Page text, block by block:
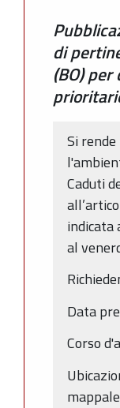
di
(BO)
Si
Caduti
indicata
al
Data
Corso